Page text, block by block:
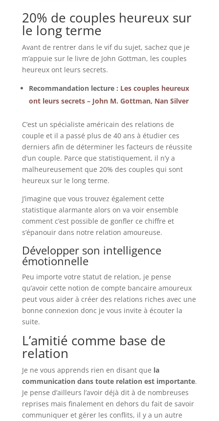
20% de couples heureux sur
le long terme
Avant de rentrer dans le vif du sujet, sachez que je
m’appuie sur le livre de John Gottman, les couples
heureux ont leurs secrets.
Recommandation lecture : Les couples heureux
ont leurs secrets – John M. Gottman, Nan Silver
C’est un spécialiste américain des relations de
couple et il a passé plus de 40 ans à étudier ces
derniers afin de déterminer les facteurs de réussite
d’un couple. Parce que statistiquement, il n’y a
malheureusement que 20% des couples qui sont
heureux sur le long terme.
J’imagine que vous trouvez également cette
statistique alarmante alors on va voir ensemble
comment c’est possible de gonfler ce chiffre et
s’épanouir dans notre relation amoureuse.
Développer son intelligence
émotionnelle
Peu importe votre statut de relation, je pense
qu’avoir cette notion de compte bancaire amoureux
peut vous aider à créer des relations riches avec une
bonne connexion donc je vous invite à écouter la
suite.
L’amitié comme base de
relation
Je ne vous apprends rien en disant que la
communication dans toute relation est importante.
Je pense d’ailleurs l’avoir déjà dit à de nombreuses
reprises mais finalement en dehors du fait de savoir
communiquer et gérer les conflits, il y a un autre